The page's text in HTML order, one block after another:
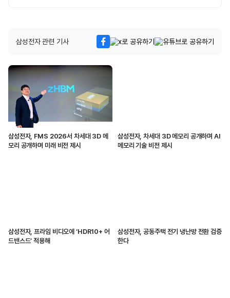
삼성전자 관련 기사
삼성전자, FMS 2026서 차세대 3D 메
모리 공개하며 미래 비전 제시
삼성전자, 차세대 3D 메모리 공개하며 AI
메모리 기술 비전 제시
삼성전자, 프라임 비디오에 ‘HDR10+ 어
드밴스드’ 적용해
삼성전자, 공동주택 전기 냉난방 전환 검증
한다